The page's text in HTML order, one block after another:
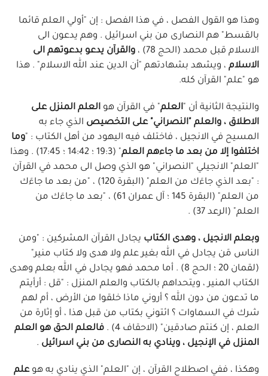
وهذا هو القول الفصل ، في هذا الفصل : إن "أولي العلم قائما
بالقسط" هم النصارى من بني اسرائيل . وهم يدعون الى
الاسلام قبل محمد (الحج 78) ،
والقرآن يدعو بدعوتهم الى
الاسلام ، ويشهد بشهادتهم "أن الدين عند الله الاسلام" . هذا
هو "علم" القرآن كله.
والنتيجة الثانية أن "العلم" في القرآن هو العلم المنزل على
الاطلاق ، والعلم "النصراني" على التخصيص الذي جاء به
المسيح في الانجيل ، فاختلف فيه اليهود من أهل الكتاب : "وما
اختلفوا إلا من بعد ما جاءهم العلم
" (19:3 ؛ 14:42 ؛ 17:45) . وهذا
"العلم" الانجيلي "النصراني" هو الذي وصل الى محمد في القرآن
: "بعد الذي جاءَك من العلم" (البقرة 120) ، "من بعد ما جاءَك
من العلم" (البقرة 145 ؛ آل عمران 61) ، "بعد ما جاءَك من
العلم" (الرعد 37) .
وبعلم الانجيل ، وهدى الكتاب يجادل القرآن المشركين : "ومن
الناس مَن يجادل في الله بغير علم ولا هدى ولا كتاب منير"
(لقمان 20 ؛ الحج 8) . أما محمد فهو يجادل في الله بعلم وهدى
الكتاب المنير ، ويتحداهم بالكتاب والعلم المنزل : "قل : أرأيتم
ما تدعون من دون الله ؟ أروني ماذا خلقوا من الأرض ، أم لهم
شرك في السماوات ؟ ائتوني بكتاب من قبل هذا ، أو إثارة من
العلم ، إن كنتم صادقين" (الاحقاف 4) .
فالعلم الحق هو العلم
المنزل في الإنجيل ، وينادي به النصارى من بني اسرائيل .
وهكذا ، ففي اصطلاح القرآن ، إن "العلم" الذي ينادي به هوعلم